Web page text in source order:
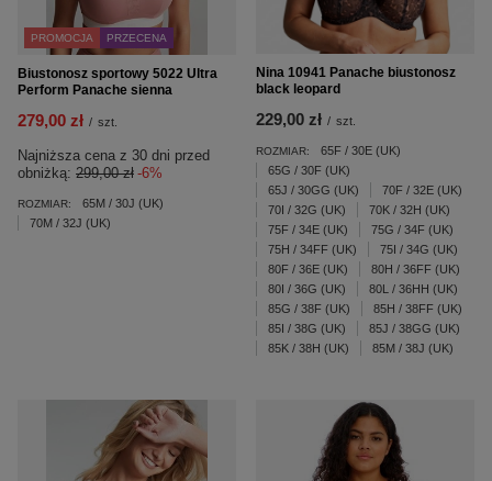
PROMOCJA PRZECENA
Biustonosz sportowy 5022 Ultra
Perform Panache sienna
279,00 zł / szt.
Najniższa cena z 30 dni przed
obniżką: 299,00 zł -6%
ROZMIAR:
65M / 30J (UK)
70M / 32J (UK)
Nina 10941 Panache biustonosz
black leopard
229,00 zł / szt.
ROZMIAR:
65F / 30E (UK)
65G / 30F (UK)
65J / 30GG (UK)
70F / 32E (UK)
70I / 32G (UK)
70K / 32H (UK)
75F / 34E (UK)
75G / 34F (UK)
75H / 34FF (UK)
75I / 34G (UK)
80F / 36E (UK)
80H / 36FF (UK)
80I / 36G (UK)
80L / 36HH (UK)
85G / 38F (UK)
85H / 38FF (UK)
85I / 38G (UK)
85J / 38GG (UK)
85K / 38H (UK)
85M / 38J (UK)